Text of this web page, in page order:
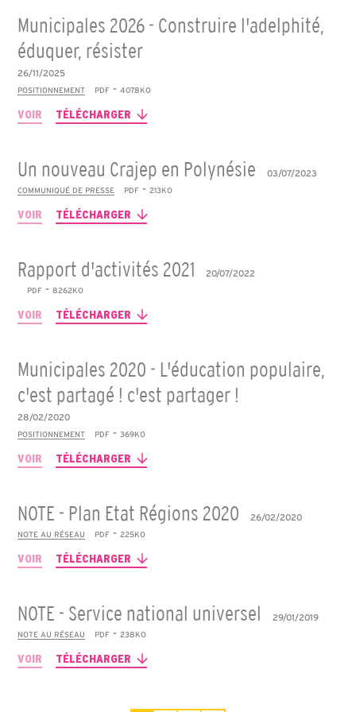
Municipales 2026 - Construire l'adelphité,
éduquer, résister
26/11/2025
POSITIONNEMENT PDF -4078KO
VOIR TÉLÉCHARGER
Un nouveau Crajep en Polynésie 03/07/2023
COMMUNIQUÉ DE PRESSE PDF - 213KO
VOIR TÉLÉCHARGER
Rapport d'activités 2021 20/07/2022
PDF -8262KO
VOIR TÉLÉCHARGER
Municipales 2020 - L'éducation populaire,
c'est partagé ! c'est partager !
28/02/2020
POSITIONNEMENT PDF -369KO
VOIR TÉLÉCHARGER
NOTE - Plan Etat Régions 2020 26/02/2020
NOTE AU RÉSEAU PDF - 225KO
VOIR TÉLÉCHARGER
NOTE - Service national universel 29/01/2019
NOTE AU RÉSEAU PDF - 238KO
VOIR TÉLÉCHARGER